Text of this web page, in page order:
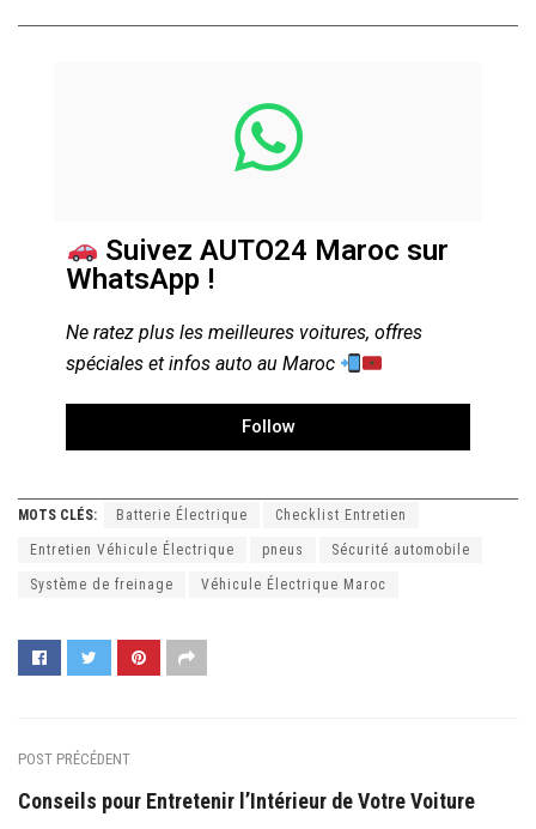
Suivez AUTO24 Maroc sur
WhatsApp !
Ne ratez plus les meilleures voitures, offres
spéciales et infos auto au Maroc
Follow
MOTS CLÉS: Batterie Électrique Checklist Entretien
Entretien Véhicule Électrique pneus Sécurité automobile
Système de freinage Véhicule Électrique Maroc
POST PRÉCÉDENT
Conseils pour Entretenir l’Intérieur de Votre Voiture